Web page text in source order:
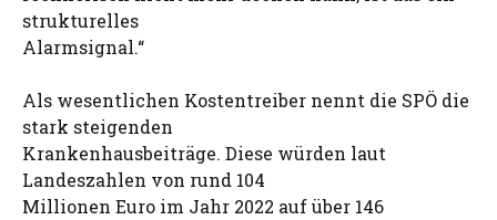
strukturelles
Alarmsignal.“
Als wesentlichen Kostentreiber nennt die SPÖ die
stark steigenden
Krankenhausbeiträge. Diese würden laut
Landeszahlen von rund 104
Millionen Euro im Jahr 2022 auf über 146